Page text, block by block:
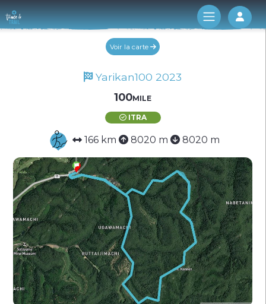
Log
Voir la carte
Yarikan100 2023
100mile
ITRA
166 km 8020 m 8020 m